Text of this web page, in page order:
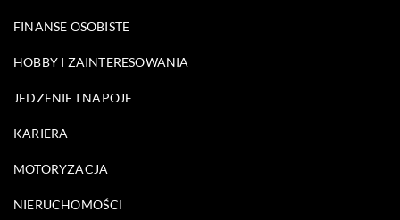
FINANSE OSOBISTE
HOBBY I ZAINTERESOWANIA
JEDZENIE I NAPOJE
KARIERA
MOTORYZACJA
NIERUCHOMOŚCI